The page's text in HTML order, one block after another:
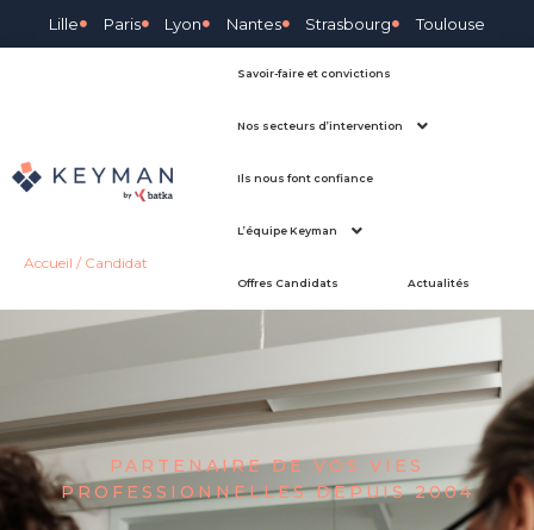
Lille Paris Lyon Nantes Strasbourg Toulouse
Savoir-faire et convictions
Nos secteurs d’intervention
Ils nous font confiance
L’équipe Keyman
Offres Candidats Actualités
Accueil / Candidat
PARTENAIRE DE VOS VIES
PROFESSIONNELLES DEPUIS 2004